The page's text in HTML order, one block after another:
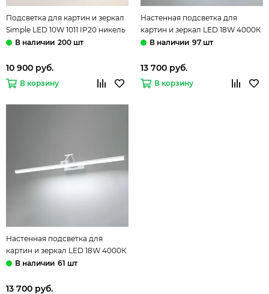
Подсветка для картин и зеркал
Simple LED 10W 1011 IP20 никель
Elektrostandard200 шт
10 900 руб.
В корзину
Настенная подсветка для
картин и зеркал LED 18W 4000К
40156/LED чёрный Monza
97 шт
13 700 руб.
В корзину
Настенная подсветка для
картин и зеркал LED 18W 4000К
40156/LED белый Monza
61 шт
13 700 руб.